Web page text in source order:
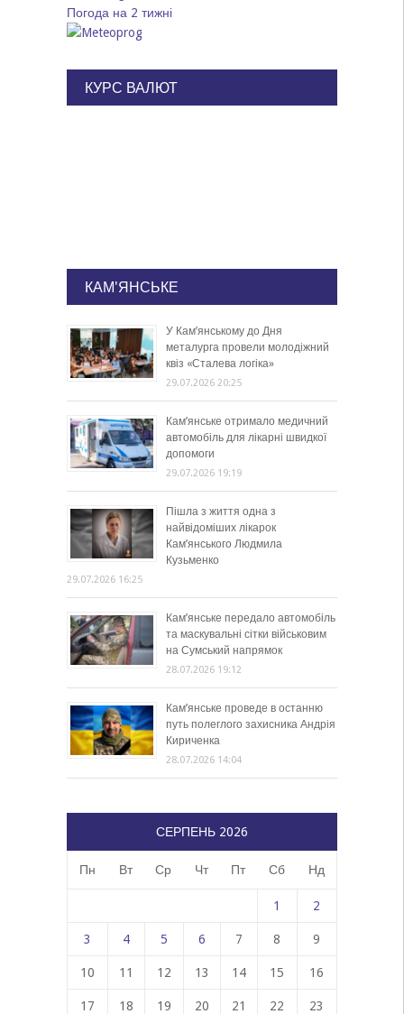
Погода на 2 тижні
КУРС ВАЛЮТ
КАМ'ЯНСЬКЕ
У Кам’янському до Дня
металурга провели молодіжний
квіз «Сталева логіка»
29.07.2026 20:25
Кам’янське отримало медичний
автомобіль для лікарні швидкої
допомоги
29.07.2026 19:19
Пішла з життя одна з
найвідоміших лікарок
Кам’янського Людмила
Кузьменко
29.07.2026 16:25
Кам’янське передало автомобіль
та маскувальні сітки військовим
на Сумський напрямок
28.07.2026 19:12
Кам’янське проведе в останню
путь полеглого захисника Андрія
Кириченка
28.07.2026 14:04
СЕРПЕНЬ 2026
Пн Вт Ср Чт Пт Сб Нд
1 2
3 4 5 6 7 8 9
10 11 12 13 14 15 16
17 18 19 20 21 22 23